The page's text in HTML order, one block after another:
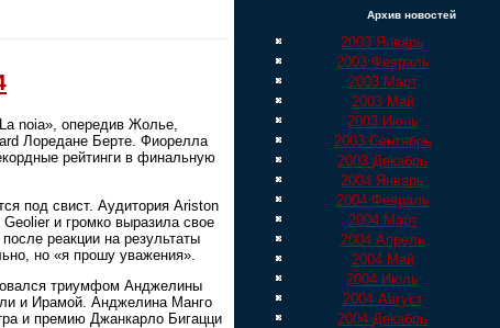
noia», опередив Жолье,
Лоредане Берте. Фиорелла
рейтинги в финальную
под свист. Аудитория Ariston
и громко выразила свое
реакции на результаты
но «я прошу уважения».
триумфом Анджелины
и Ирамой. Анджелина Манго
и премию Джанкарло Бигацци
Архив новостей
2003 Январь
2003 Февраль
2003 Март
2003 Май
2003 Июнь
2003 Сентябрь
2003 Декабрь
2004 Январь
2004 Февраль
2004 Март
2004 Апрель
2004 Май
2004 Июль
2004 Август
2004 Декабрь